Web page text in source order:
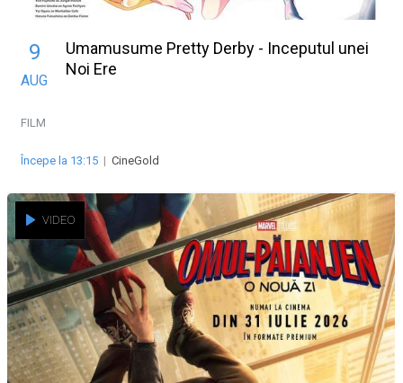
9
AUG
Umamusume Pretty Derby - Inceputul unei
Noi Ere
FILM
Începe la 13:15 | CineGold
VIDEO